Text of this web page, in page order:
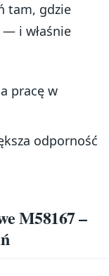
tam, gdzie
— i właśnie
pracę w
odporność
M58167 –